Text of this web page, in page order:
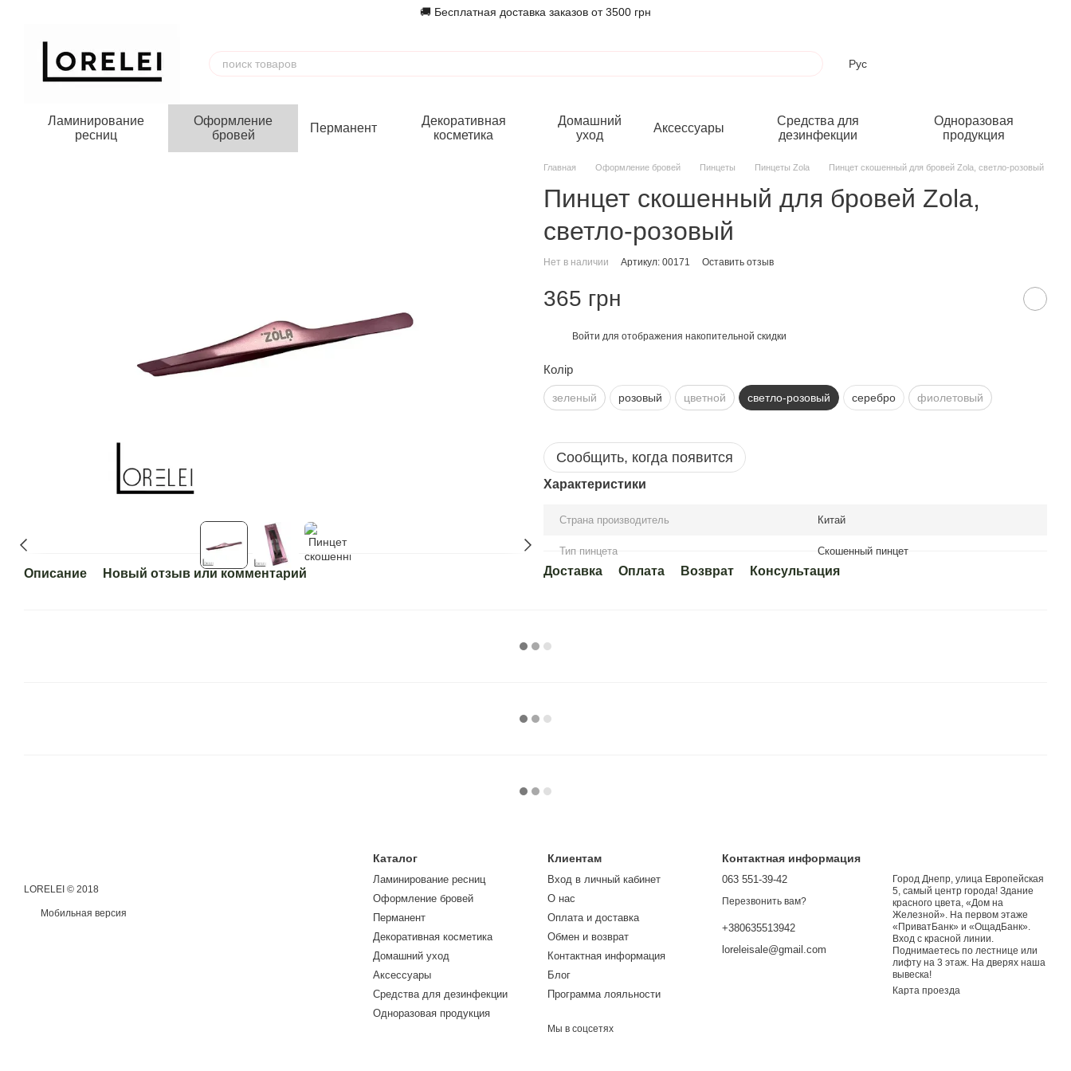
🚚 Бесплатная доставка заказов от 3500 грн
Рус
Ламинирование
ресниц
Оформление
бровей
Перманент
Декоративная
косметика
Домашний
уход
Аксессуары
Средства для
дезинфекции
Одноразовая
продукция
Описание Новый отзыв или комментарий
Главная Оформление бровей Пинцеты Пинцеты Zola Пинцет скошенный для бровей Zola, светло-розовый
Пинцет скошенный для бровей Zola,
светло-розовый
Нет в наличии Артикул: 00171 Оставить отзыв
365 грн
Войти для отображения накопительной скидки
Колір
зеленый розовый цветной светло-розовый серебро фиолетовый
Сообщить, когда появится
Характеристики
Страна производитель Китай
Тип пинцета Скошенный пинцет
Доставка Оплата Возврат Консультация
LORELEI © 2018
Мобильная версия
Каталог
Ламинирование ресниц
Оформление бровей
Перманент
Декоративная косметика
Домашний уход
Аксессуары
Средства для дезинфекции
Одноразовая продукция
Клиентам
Вход в личный кабинет
О нас
Оплата и доставка
Обмен и возврат
Контактная информация
Блог
Программа лояльности
Мы в соцсетях
Контактная информация
063 551-39-42
Перезвонить вам?
+380635513942
loreleisale@gmail.com
Город Днепр, улица Европейская
5, самый центр города! Здание
красного цвета, «Дом на
Железной». На первом этаже
«ПриватБанк» и «ОщадБанк».
Вход с красной линии.
Поднимаетесь по лестнице или
лифту на 3 этаж. На дверях наша
вывеска!
Карта проезда